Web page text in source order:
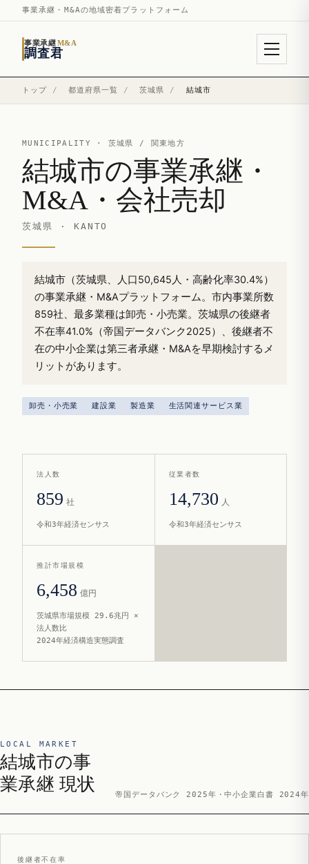
事業承継・M&Aの地域密着プラットフォーム
事業承継M&A
調査君
トップ / 都道府県一覧 / 茨城県 / 結城市
MUNICIPALITY · 茨城県 / 関東地方
結城市の事業承継・
M&A・会社売却
茨城県 · KANTO
結城市（茨城県、人口50,645人・高齢化率30.4%）
の事業承継・M&Aプラットフォーム。市内事業所数
859社、最多業種は卸売・小売業。茨城県の後継者
不在率41.0%（帝国データバンク2025）、後継者不
在の中小企業は第三者承継・M&Aを早期検討するメ
リットがあります。
卸売・小売業 建設業 製造業 生活関連サービス業
法人数
859 社
令和3年経済センサス
従業者数
14,730 人
令和3年経済センサス
推計市場規模
6,458 億円
茨城県市場規模 29.6兆円 ×
法人数比
2024年経済構造実態調査
LOCAL MARKET
結城市の事
業承継 現状
帝国データバンク 2025年・中小企業白書 2024年
後継者不在率